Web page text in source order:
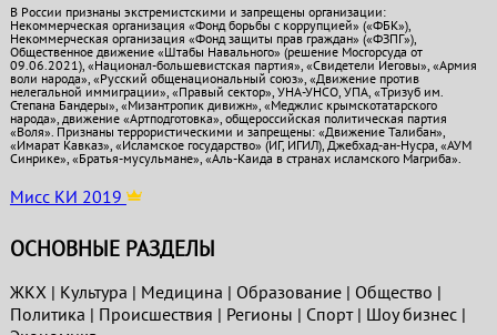
В России признаны экстремистскими и запрещены организации:
Некоммерческая организация «Фонд борьбы с коррупцией» («ФБК»),
Некоммерческая организация «Фонд защиты прав граждан» («ФЗПГ»),
Общественное движение «Штабы Навального» (решение Мосгорсуда от
09.06.2021), «Национал-большевистская партия», «Свидетели Иеговы», «Армия
воли народа», «Русский общенациональный союз», «Движение против
нелегальной иммиграции», «Правый сектор», УНА-УНСО, УПА, «Тризуб им.
Степана Бандеры», «Мизантропик дивижн», «Меджлис крымскотатарского
народа», движение «Артподготовка», общероссийская политическая партия
«Воля». Признаны террористическими и запрещены: «Движение Талибан»,
«Имарат Кавказ», «Исламское государство» (ИГ, ИГИЛ), Джебхад-ан-Нусра, «АУМ
Синрике», «Братья-мусульмане», «Аль-Каида в странах исламского Магриба».
Мисс КИ 2019
ОСНОВНЫЕ РАЗДЕЛЫ
ЖКХ| Культура | Медицина | Образование| Общество |
Политика | Проиcшествия | Регионы | Спорт| Шоу бизнес|